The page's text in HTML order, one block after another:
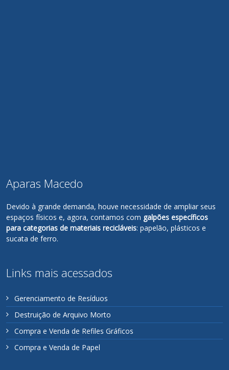
Aparas Macedo
Devido à grande demanda, houve necessidade de ampliar seus
espaços físicos e, agora, contamos com galpões específicos
para categorias de materiais recicláveis: papelão, plásticos e
sucata de ferro.
Links mais acessados
Gerenciamento de Resíduos
Destruição de Arquivo Morto
Compra e Venda de Refiles Gráficos
Compra e Venda de Papel